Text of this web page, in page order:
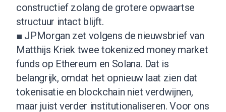
constructief zolang de grotere opwaartse
structuur intact blijft.
■ JPMorgan zet volgens de nieuwsbrief van
Matthijs Kriek twee tokenized money market
funds op Ethereum en Solana. Dat is
belangrijk, omdat het opnieuw laat zien dat
tokenisatie en blockchain niet verdwijnen,
maar juist verder institutionaliseren. Voor ons